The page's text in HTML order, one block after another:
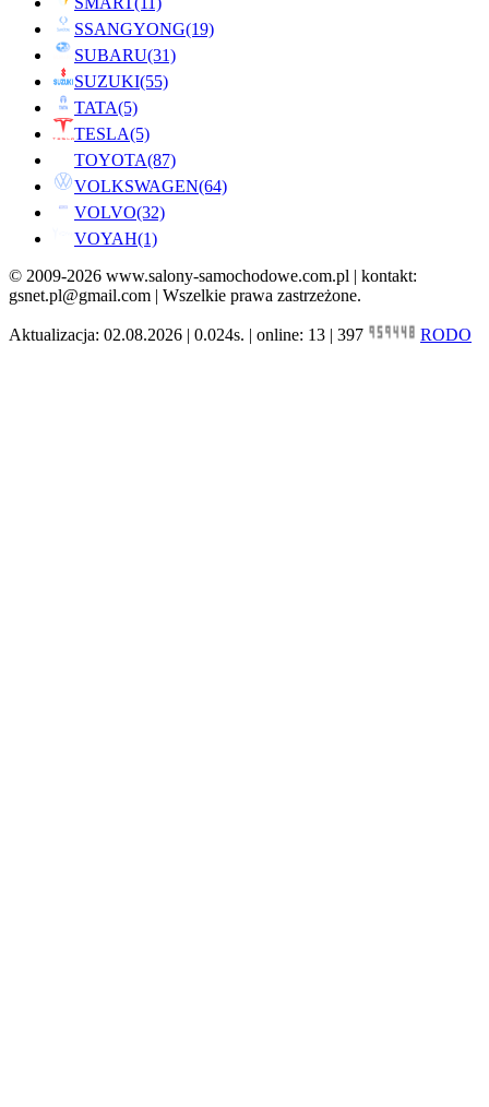
SSANGYONG(19)
SUBARU(31)
SUZUKI(55)
TATA(5)
TESLA(5)
TOYOTA(87)
VOLKSWAGEN(64)
VOLVO(32)
VOYAH(1)
© 2009-2026 www.salony-samochodowe.com.pl | kontakt:
gsnet.pl@gmail.com | Wszelkie prawa zastrzeżone.
Aktualizacja: 02.08.2026 | 0.024s. | online: 13 | 397 RODO